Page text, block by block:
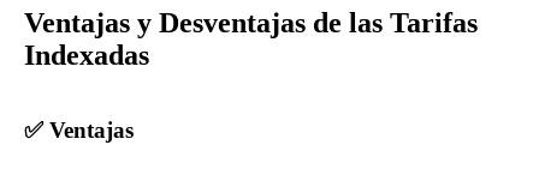
Ventajas y Desventajas de las Tarifas
Indexadas
✅ Ventajas